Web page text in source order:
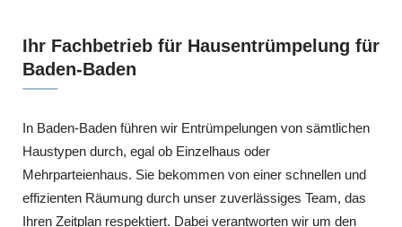
Ihr Fachbetrieb für Hausentrümpelung für
Baden-Baden
In Baden-Baden führen wir Entrümpelungen von sämtlichen
Haustypen durch, egal ob Einzelhaus oder
Mehrparteienhaus. Sie bekommen von einer schnellen und
effizienten Räumung durch unser zuverlässiges Team, das
Ihren Zeitplan respektiert. Dabei verantworten wir um den